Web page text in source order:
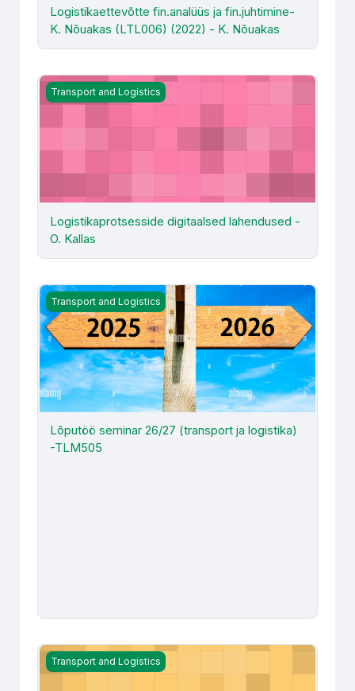
Logistikaettevõtte fin.analüüs ja fin.juhtimine-
K. Nõuakas (LTL006) (2022) - K. Nõuakas
Logistikaprotsesside digitaalsed lahendused - O. Kallas
Transport and Logistics
Logistikaprotsesside digitaalsed lahendused -
O. Kallas
Lõputöö seminar 26/27 (transport ja logistika) -TLM505
Transport and Logistics
Lõputöö seminar 26/27 (transport ja logistika)
-TLM505
Lõputöö seminar 2025 (TLM505)
Transport and Logistics